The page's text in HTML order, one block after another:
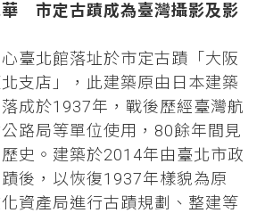
華 市定古蹟成為臺灣攝影及影
臺北館落址於市定古蹟「大阪
支店」，此建築原由日本建築
成於1937年，戰後歷經臺灣航
路局等單位使用，80餘年間見
史。建築於2014年由臺北市政
後，以恢復1937年樣貌為原
資產局進行古蹟規劃、整建等